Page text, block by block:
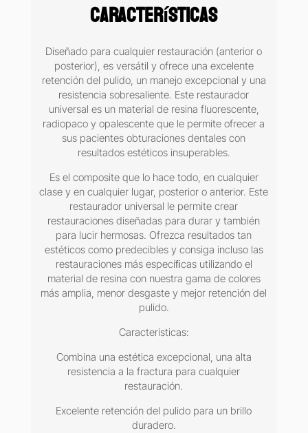
Características
Diseñado para cualquier restauración (anterior o
posterior), es versátil y ofrece una excelente
retención del pulido, un manejo excepcional y una
resistencia sobresaliente. Este restaurador
universal es un material de resina fluorescente,
radiopaco y opalescente que le permite ofrecer a
sus pacientes obturaciones dentales con
resultados estéticos insuperables.
Es el composite que lo hace todo, en cualquier
clase y en cualquier lugar, posterior o anterior. Este
restaurador universal le permite crear
restauraciones diseñadas para durar y también
para lucir hermosas. Ofrezca resultados tan
estéticos como predecibles y consiga incluso las
restauraciones más especíﬁcas utilizando el
material de resina con nuestra gama de colores
más amplia, menor desgaste y mejor retención del
pulido.
Características:
Combina una estética excepcional, una alta
resistencia a la fractura para cualquier
restauración.
Excelente retención del pulido para un brillo
duradero.